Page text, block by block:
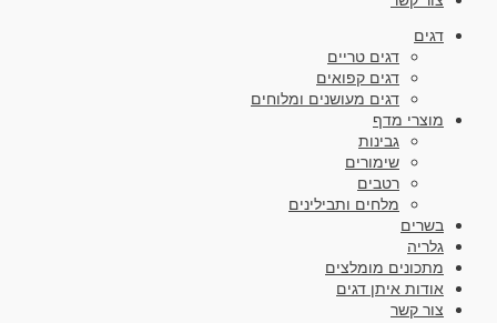
דגים
דגים טריים
דגים קפואים
דגים מעושנים ומלוחים
מוצרי מדף
גבינות
שימורים
רטבים
מלחים ותבילינים
בשרים
גלריה
מתכונים מומלצים
אודות איתן דגים
צור קשר